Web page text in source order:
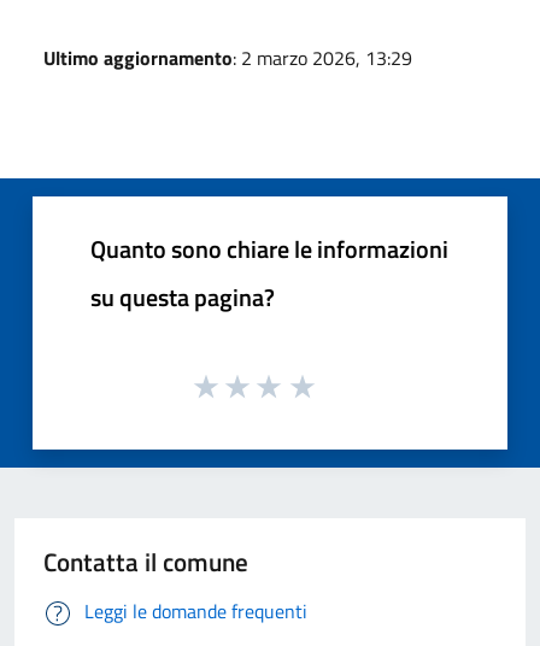
Ultimo aggiornamento: 2 marzo 2026, 13:29
Quanto sono chiare le informazioni
su questa pagina?
Contatta il comune
Leggi le domande frequenti